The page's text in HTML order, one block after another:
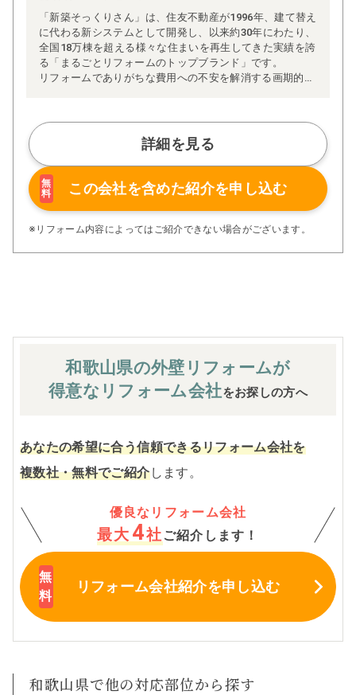
「新築そっくりさん」は、住友不動産が1996年、建て替え
に代わる新システムとして開発し、以来約30年にわたり、
全国18万棟を超える様々な住まいを再生してきた実績を誇
る「まるごとリフォームのトップブランド」です。
リフォームでありがちな費用への不安を解消する画期的な
ム」、経験豊かなセールスエンジニアによる「一貫担当
制」などが高い信頼を得ています。
また、大規模リフォームに習熟した施工管理者が現場を統
括する「専属棟梁制」、豊富な実績に裏付けられた充実の
施工マニュアルや検査体制により高い施工品質を実現。
さらに、住友不動産のリフォームならではの充実の保証、
アフターサービス体制で工事後も安心です。
ぜひ、あなたの大切なお住まいの再生を私たちにお任せく
詳細を見る
無
料
この会社を含めた紹介を申し込む
※リフォーム内容によってはご紹介できない場合がございます。
和歌山県の外壁 リフォームが
得意なリフォーム会社をお探しの方へ
あなたの希望に合う信頼できるリフォーム会社を
複数社・無料でご紹介します。
優良なリフォーム会社
最大 4社 ご紹介します！
リフォーム会社紹介を申し込む
和歌山県で他の対応部位から探す